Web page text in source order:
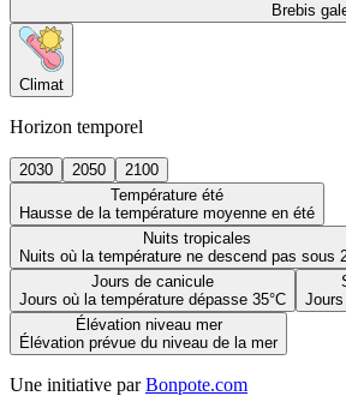
Brebis
Climat
Horizon temporel
2030 2050
2100
Température été
Hausse de la température moyenne en été
Nuits tropicales
Nuits où la température ne descend pas sous
Jours de canicule
Jours où la température dépasse 35°C
Élévation niveau mer
Élévation prévue du niveau de la mer
Une initiative par Bonpote.com